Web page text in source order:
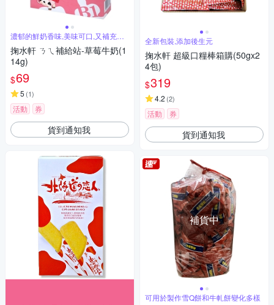
濃郁的鮮奶香味,美味可口,又補充鈣
質營養
掬水軒 ㄋㄟ補給站-草莓牛奶(1
14g)
$69
5 (1)
活動 券
貨到通知我
全新包裝,添加後生元
掬水軒 超級口糧棒箱購(50gx2
4包)
$319
4.2 (2)
活動 券
貨到通知我
補貨中
可用於製作雪Q餅和牛軋餅變化多樣